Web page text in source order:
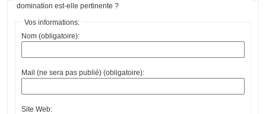
domination est-elle pertinente ?
Vos informations:
Nom (obligatoire):
Mail (ne sera pas publié) (obligatoire):
Site Web: